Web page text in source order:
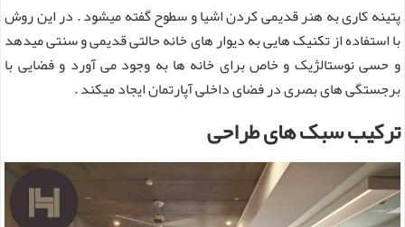
پتینه کاری به هنر قدیمی کردن اشیا و سطوح گفته میشود . در این روش
با استفاده از تکنیک هایی به دیوار های خانه حالتی قدیمی و سنتی میدهد
و حسی نوستالژیک و خاص برای خانه ها به وجود می آورد و فضایی با
برجستگی های بصری در فضای داخلی آپارتمان ایجاد میکند .
ترکیب سبک های طراحی